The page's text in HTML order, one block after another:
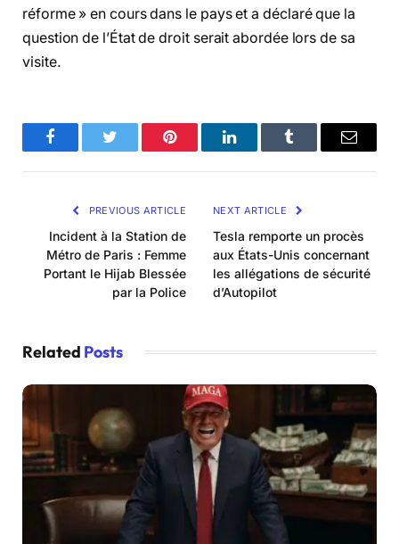
réforme » en cours dans le pays et a déclaré que la
question de l’État de droit serait abordée lors de sa
visite.
FacebookTwitter Pinterest LinkedInTumblr Email
PREVIOUS ARTICLE
Incident à la Station de
Métro de Paris : Femme
Portant le Hijab Blessée
par la Police
NEXT ARTICLE
Tesla remporte un procès
aux États-Unis concernant
les allégations de sécurité
d’Autopilot
Related Posts